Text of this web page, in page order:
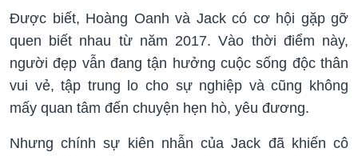
Được biết, Hoàng Oanh và Jack có cơ hội gặp gỡ
quen biết nhau từ năm 2017. Vào thời điểm này,
người đẹp vẫn đang tận hưởng cuộc sống độc thân
vui vẻ, tập trung lo cho sự nghiệp và cũng không
mấy quan tâm đến chuyện hẹn hò, yêu đương.
Nhưng chính sự kiên nhẫn của Jack đã khiến cô